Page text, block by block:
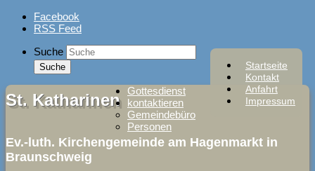
Skip
Facebook
RSS Feed
Startseite
Kontakt
Anfahrt
Impressum
Suche
St. Katharinen
Ev.-luth. Kirchengemeinde am Hagenmarkt in
Braunschweig
Gottesdienst
kontaktieren
Gemeindebüro
Personen